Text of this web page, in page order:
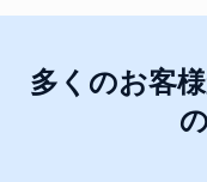
多くのお客